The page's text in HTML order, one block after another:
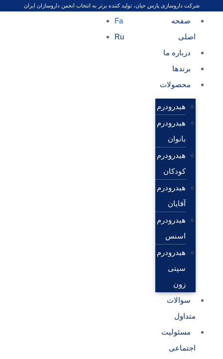
شرکت داروسازی پارس حیان، تولید کننده برتر به انتخاب انجمن داروسازان ایران
صفحه
اصلی
درباره ما
برندها
محصولات
هیدرودرم
هیدرودرم
بانوان
هیدرودرم
کودکان
هیدرودرم
آقایان
هیدرودرم
اسنس
هیدرودرم
سپتی
زون
سوالات
متداول
مسئولیت
اجتماعی
Fa
Ru